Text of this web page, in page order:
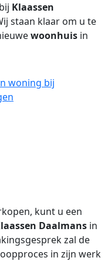
Klaassen
staan klaar om u te
woonhuis in
woning bij
kunt u een
Daalmans in
zal de
in zijn werk